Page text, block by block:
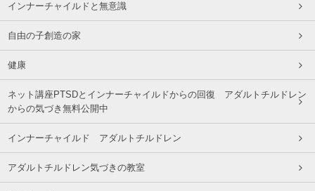
インナーチャイルドと無意識
自由の子創造の家
健康
ネット講座PTSDとインナーチャイルドからの回復 アダルトチルドレン
からの気づき無料公開中
インナーチャイルド アダルトチルドレン
アダルトチルドレン気づきの教室